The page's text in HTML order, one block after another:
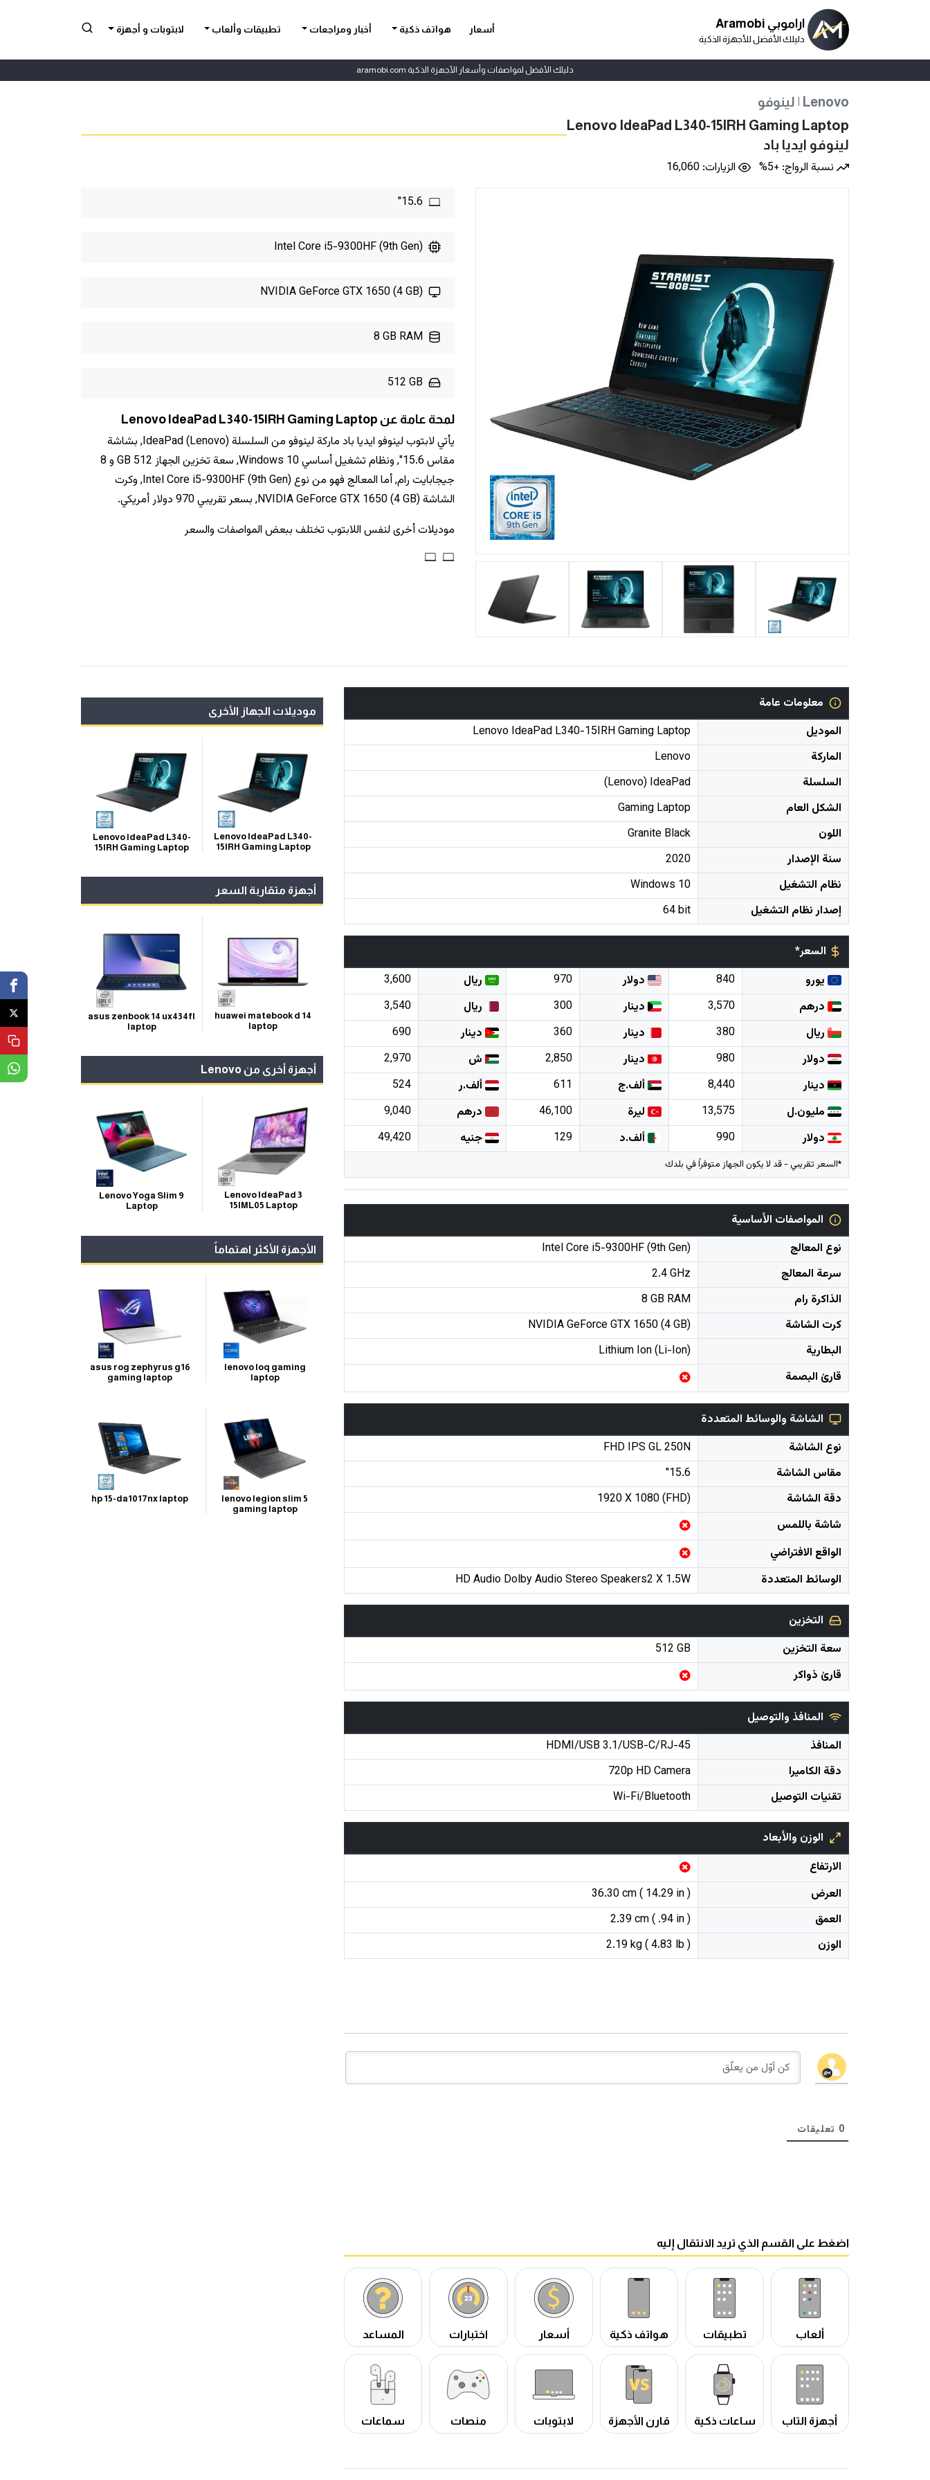
اراموبي Aramobi
دليلك الأفضل للأجهزة الذكية
أسعار هواتف ذكية أخبار ومراجعات تطبيقات وألعاب لابتوبات و أجهزة
دليلك الأفضل لمواصفات وأسعار الأجهزة الذكية aramobi.com
لينوفو | Lenovo
Lenovo IdeaPad L340-15IRH Gaming Laptop
نسبة الرواج: +5%
الزيارات: 16,060
Intel Core i5-9300HF (9th Gen)
NVIDIA GeForce GTX 1650 (4 GB)
8 GB RAM
512 GB
لمحة عامة عن Lenovo IdeaPad L340-15IRH Gaming Laptop
يأتي لابتوب ‎‎لينوفو‎‎ ‎‎ايديا باد‎‎ ماركة لينوفو من السلسلة (Lenovo) IdeaPad, بشاشة
مقاس 15.6", ونظام تشغيل أساسي Windows 10, سعة تخزين الجهاز 512 GB و ‎8
جيجابايت رام‎, أما المعالج فهو من نوع Intel Core i5-9300HF (9th Gen), وكرت
الشاشة NVIDIA GeForce GTX 1650 (4 GB), بسعر تقريبي 970 دولار أمريكي.
موديلات أخرى لنفس اللابتوب تختلف ببعض المواصفات والسعر
معلومات عامة
الموديل
Lenovo IdeaPad L340-15IRH Gaming Laptop
الماركة
Lenovo
السلسلة
(Lenovo) IdeaPad
الشكل العام
Gaming Laptop
اللون
Granite Black
سنة الإصدار
2020
نظام التشغيل
Windows 10
إصدار نظام التشغيل
64 bit
السعر*
يورو
840 دولار 970 ريال
3,600
درهم
3,570 دينار 300 ريال
3,540
ريال
380 دينار 360 دينار
690
دولار
980 دينار 2,850 ش
2,970
دينار
8,440 ألف.ج 611 ألف.ر
524
مليون.ل
13,575 ليرة 46,100 درهم
9,040
دولار
990 ألف.د 129 جنيه 49,420
*السعر تقريبي - قد لا يكون الجهاز متوفراً في بلدك
المواصفات الأساسية
نوع المعالج
Intel Core i5-9300HF (9th Gen)
سرعة المعالج
2.4 GHz
الذاكرة رام
8 GB RAM
كرت الشاشة
NVIDIA GeForce GTX 1650 (4 GB)
البطارية
Lithium Ion (Li-Ion)
قارئ البصمة
الشاشة والوسائط المتعددة
نوع الشاشة
FHD IPS GL 250N
مقاس الشاشة
15.6"
دقة الشاشة
1920 X 1080 (FHD)
شاشة باللمس
الواقع الافتراضي
الوسائط المتعددة
HD Audio Dolby Audio Stereo Speakers2 X 1.5W
التخزين
سعة التخزين
512 GB
قارئ ذواكر
المنافذ والتوصيل
المنافذ
HDMI/USB 3.1/USB-C/RJ-45
دقة الكاميرا
720p HD Camera
تقنيات التوصيل
Wi-Fi/Bluetooth
الوزن والأبعاد
الارتفاع
العرض
36.30 cm ( 14.29 in )
العمق
2.39 cm ( .94 in )
الوزن
2.19 kg ( 4.83 lb )
0 تعليقات
اضغط على القسم الذي تريد الانتقال إليه
ألعاب تطبيقات هواتف ذكية أسعار اختبارات المساعد
أجهزة التاب ساعات ذكية قارن الأجهزة لابتوبات منصات سماعات
موديلات الجهاز الأخرى
Lenovo IdeaPad L340-
15IRH Gaming Laptop
Lenovo IdeaPad L340-
15IRH Gaming Laptop
أجهزة متقاربة السعر
huawei matebook d 14
laptop
asus zenbook 14 ux434fl
laptop
أجهزة أخرى من Lenovo
Lenovo IdeaPad 3
15IML05 Laptop
Lenovo Yoga Slim 9
Laptop
الأجهزة الأكثر اهتماماً
lenovo loq gaming
laptop
asus rog zephyrus g16
gaming laptop
lenovo legion slim 5
gaming laptop
hp 15-da1017nx laptop